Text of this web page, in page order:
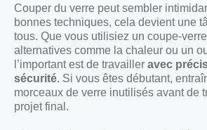
Couper du verre peut sembler
bonnes techniques, cela devient une
tous. Que vous utilisiez un coupe-
alternatives comme la chaleur ou un
l’important est de travailler avec
sécurité. Si vous êtes débutant,
morceaux de verre inutilisés avant de
projet final.